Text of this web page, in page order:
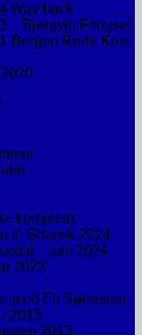
Way-back
– Bjørgvin Fengsel
Bergen Røde Kors
komplett)
til Gdansk 2024
– juni 2024
2023
med Eli Sørensen
i 2015
2013